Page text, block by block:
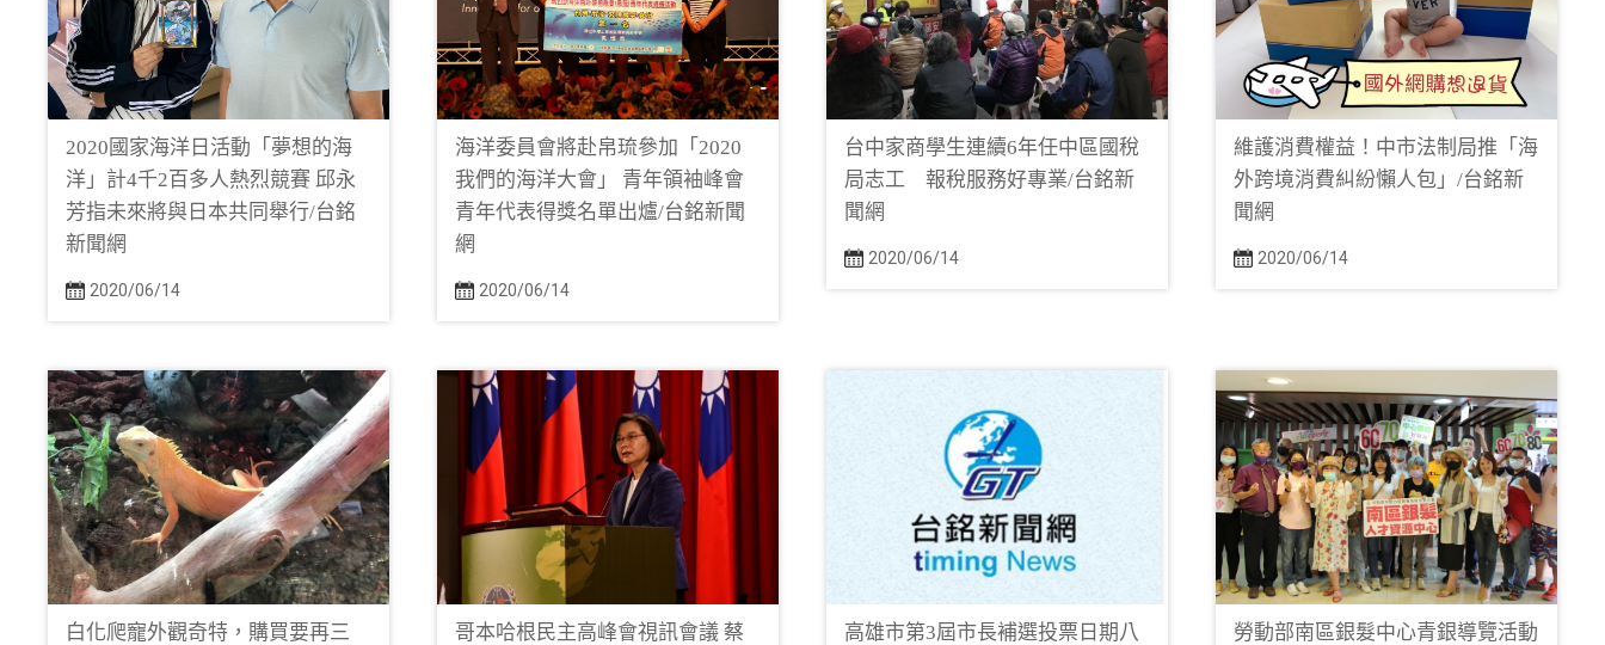
2020國家海洋日活動「夢想的海
洋」計4千2百多人熱烈競賽 邱永
芳指未來將與日本共同舉行/台銘
新聞網
2020/06/14
海洋委員會將赴帛琉參加「2020
我們的海洋大會」 青年領袖峰會
青年代表得獎名單出爐/台銘新聞
網
2020/06/14
台中家商學生連續6年任中區國稅
局志工 報稅服務好專業/台銘新
聞網
2020/06/14
維護消費權益！中市法制局推「海
外跨境消費糾紛懶人包」/台銘新
聞網
2020/06/14
白化爬寵外觀奇特，購買要再三
哥本哈根民主高峰會視訊會議 蔡
高雄市第3屆市長補選投票日期八
勞動部南區銀髮中心青銀導覽活動